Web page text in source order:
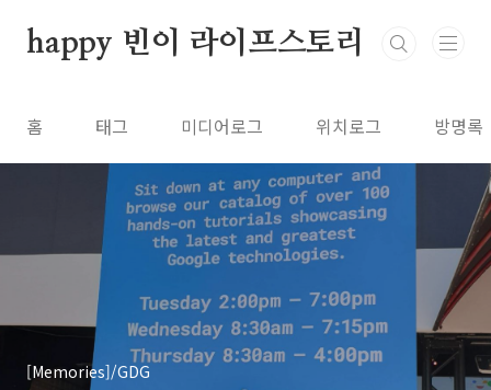
happy 빈이 라이프스토리
홈 태그 미디어로그 위치로그 방명록
[Memories]/GDG